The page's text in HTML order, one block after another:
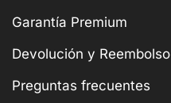
Garantía Premium
Devolución y Reembolso
Preguntas frecuentes